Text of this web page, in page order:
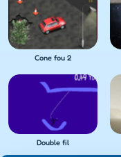
Cone fou 2
Double fil